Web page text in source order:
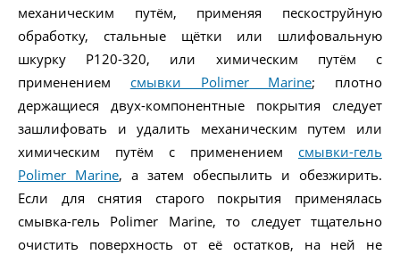
механическим путём, применяя пескоструйную
обработку, стальные щётки или шлифовальную
шкурку Р120-320, или химическим путём с
применением смывки Polimer Marine; плотно
держащиеся двух-компонентные покрытия следует
зашлифовать и удалить механическим путем или
химическим путём с применением смывки-гель
Polimer Marine, а затем обеспылить и обезжирить.
Если для снятия старого покрытия применялась
смывка-гель Polimer Marine, то следует тщательно
очистить поверхность от её остатков, на ней не